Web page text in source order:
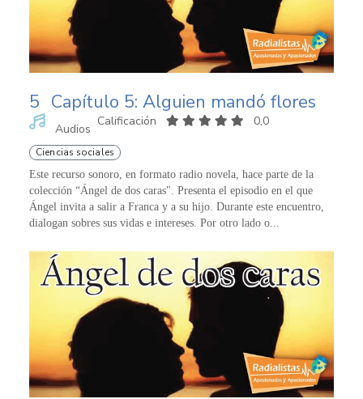
5 Capítulo 5: Alguien mandó flores
Audios
Calificación 0,0
Ciencias sociales
Este recurso sonoro, en formato radio novela, hace parte de la
colección “Ángel de dos caras". Presenta el episodio en el que
Ángel invita a salir a Franca y a su hijo. Durante este encuentro,
dialogan sobres sus vidas e intereses. Por otro lado o...